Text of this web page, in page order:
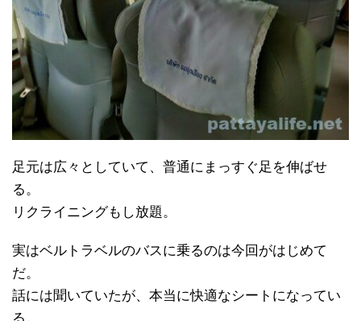
足元は広々としていて、普通にまっすぐ足を伸ばせ
る。
リクライニングもし放題。
実はベルトラベルのバスに乗るのは今回がはじめて
だ。
話には聞いていたが、本当に快適なシートになってい